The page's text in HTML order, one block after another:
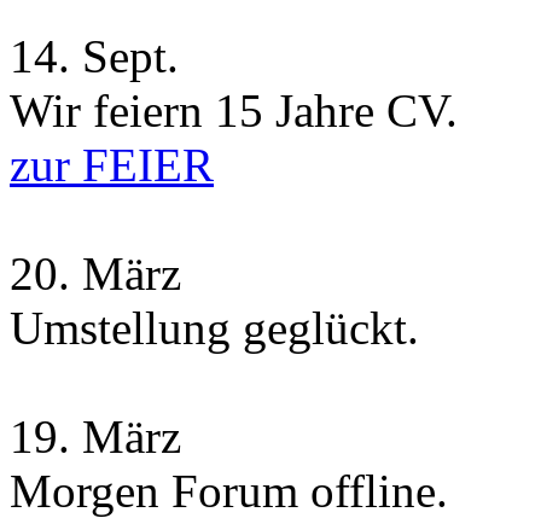
14. Sept.
Wir feiern 15 Jahre CV.
zur FEIER
20. März
Umstellung geglückt.
19. März
Morgen Forum offline.